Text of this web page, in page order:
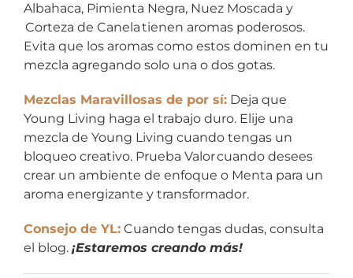
Albahaca, Pimienta Negra, Nuez Moscada y
Corteza de Canelatienen aromas poderosos.
Evita que los aromas como estos dominen en tu
mezcla agregando solo una o dos gotas.
Mezclas Maravillosas de por sí: Deja que
Young Living haga el trabajo duro. Elije una
mezcla de Young Living cuando tengas un
bloqueo creativo. Prueba Valorcuando desees
crear un ambiente de enfoque o Menta para un
aroma energizante y transformador.
Consejo de YL: Cuando tengas dudas, consulta
el blog. ¡Estaremos creando más!